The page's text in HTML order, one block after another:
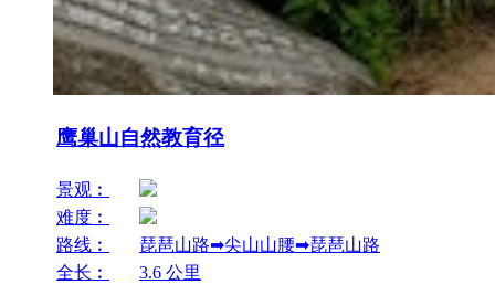
鹰巢山自然教育径
景观︰
难度︰
路线︰
琵琶山路➡尖山山腰➡琵琶山路
全长︰
3.6 公里